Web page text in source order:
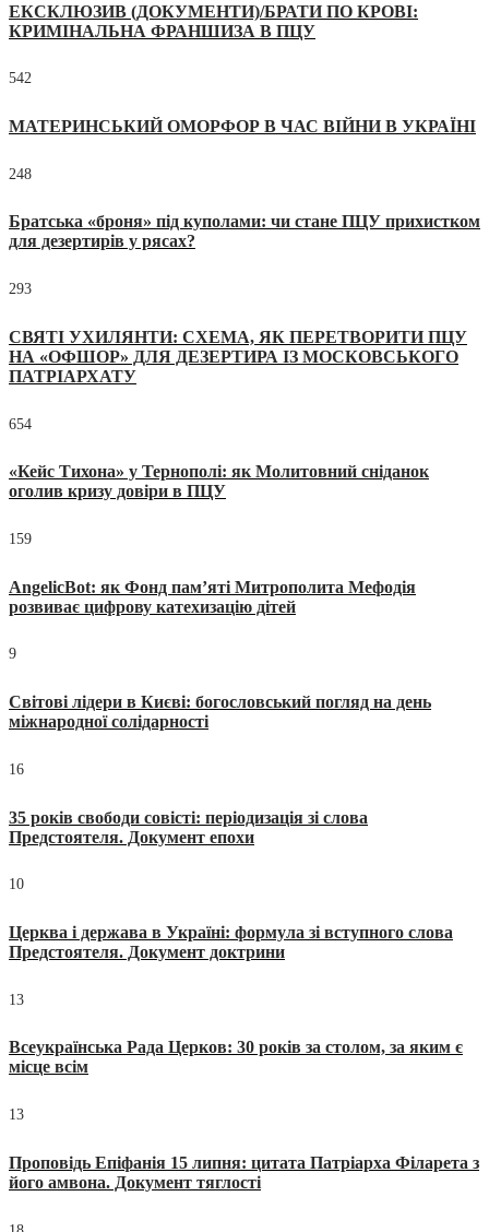
ЕКСКЛЮЗИВ (ДОКУМЕНТИ)/БРАТИ ПО КРОВІ:
КРИМІНАЛЬНА ФРАНШИЗА В ПЦУ
542
МАТЕРИНСЬКИЙ ОМОРФОР В ЧАС ВІЙНИ В УКРАЇНІ
248
Братська «броня» під куполами: чи стане ПЦУ прихистком
для дезертирів у рясах?
293
СВЯТІ УХИЛЯНТИ: СХЕМА, ЯК ПЕРЕТВОРИТИ ПЦУ
НА «ОФШОР» ДЛЯ ДЕЗЕРТИРА ІЗ МОСКОВСЬКОГО
ПАТРІАРХАТУ
654
«Кейс Тихона» у Тернополі: як Молитовний сніданок
оголив кризу довіри в ПЦУ
159
AngelicBot: як Фонд пам’яті Митрополита Мефодія
розвиває цифрову катехизацію дітей
9
Світові лідери в Києві: богословський погляд на день
міжнародної солідарності
16
35 років свободи совісті: періодизація зі слова
Предстоятеля. Документ епохи
10
Церква і держава в Україні: формула зі вступного слова
Предстоятеля. Документ доктрини
13
Всеукраїнська Рада Церков: 30 років за столом, за яким є
місце всім
13
Проповідь Епіфанія 15 липня: цитата Патріарха Філарета з
його амвона. Документ тяглості